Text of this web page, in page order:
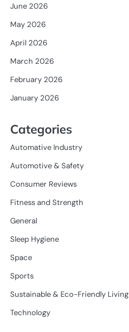
June 2026
May 2026
April 2026
March 2026
February 2026
January 2026
Categories
Automative Industry
Automotive & Safety
Consumer Reviews
Fitness and Strength
General
Sleep Hygiene
Space
Sports
Sustainable & Eco-Friendly Living
Technology